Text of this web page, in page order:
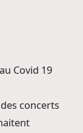
Covid 19
concerts